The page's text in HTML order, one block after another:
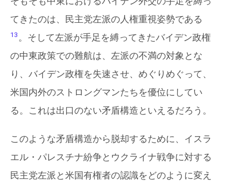
てきたのは、民主党左派の人権重視姿勢である
13 。そして左派が手足を縛ってきたバイデン政権
の中東政策での難航は、左派の不満の対象とな
り、バイデン政権を失速させ、めぐりめぐって、
米国内外のストロングマンたちを優位にしてい
る。これは出口のない矛盾構造といえるだろう。
このような矛盾構造から脱却するために、イスラ
エル・パレスチナ紛争とウクライナ戦争に対する
民主党左派と米国有権者の認識をどのように変え